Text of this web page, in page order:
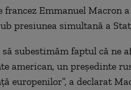
francez Emmanuel Macron
presiunea simultană a
să subestimăm faptul că ne
american, un președinte
europenilor”, a declarat